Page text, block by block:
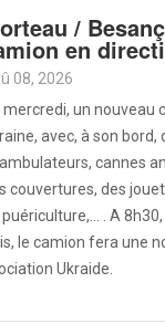
/
en
08, 2026
mercredi, un nouveau
avec, à son
cannes
couvertures, des
. A
le camion fera une
Ukraide.